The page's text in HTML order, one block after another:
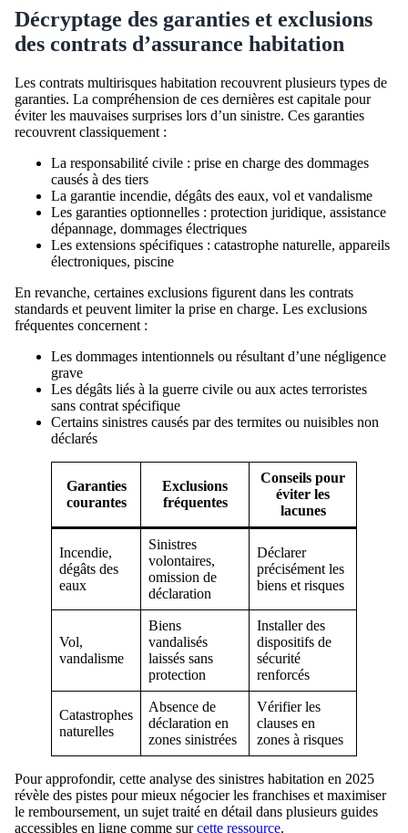
Décryptage des garanties et exclusions
des contrats d’assurance habitation
Les contrats multirisques habitation recouvrent plusieurs types de
garanties. La compréhension de ces dernières est capitale pour
éviter les mauvaises surprises lors d’un sinistre. Ces garanties
recouvrent classiquement :
La responsabilité civile : prise en charge des dommages
causés à des tiers
La garantie incendie, dégâts des eaux, vol et vandalisme
Les garanties optionnelles : protection juridique, assistance
dépannage, dommages électriques
Les extensions spécifiques : catastrophe naturelle, appareils
électroniques, piscine
En revanche, certaines exclusions figurent dans les contrats
standards et peuvent limiter la prise en charge. Les exclusions
fréquentes concernent :
Les dommages intentionnels ou résultant d’une négligence
grave
Les dégâts liés à la guerre civile ou aux actes terroristes
sans contrat spécifique
Certains sinistres causés par des termites ou nuisibles non
déclarés
Garanties
courantes
Exclusions
fréquentes
Conseils pour
éviter les
lacunes
Incendie,
dégâts des
eaux
Sinistres
volontaires,
omission de
déclaration
Déclarer
précisément les
biens et risques
Vol,
vandalisme
Biens
vandalisés
laissés sans
protection
Installer des
dispositifs de
sécurité
renforcés
Catastrophes
naturelles
Absence de
déclaration en
zones sinistrées
Vérifier les
clauses en
zones à risques
Pour approfondir, cette analyse des sinistres habitation en 2025
révèle des pistes pour mieux négocier les franchises et maximiser
le remboursement, un sujet traité en détail dans plusieurs guides
accessibles en ligne comme surcette ressource.